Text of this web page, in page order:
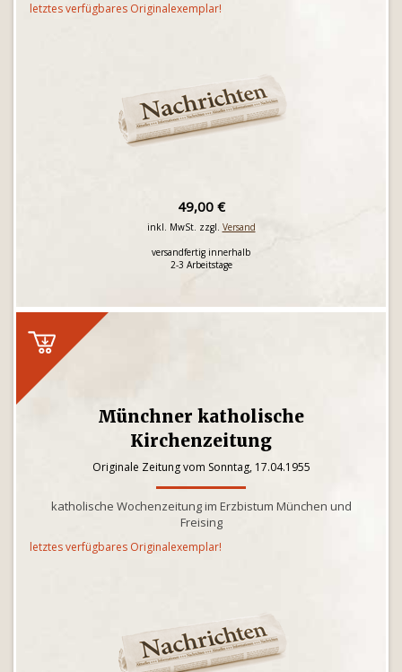
letztes verfügbares Originalexemplar!
49,00 €
inkl. MwSt. zzgl. Versand
versandfertig innerhalb
2-3 Arbeitstage
Münchner katholische
Kirchenzeitung
Originale Zeitung vom Sonntag, 17.04.1955
katholische Wochenzeitung im Erzbistum München und
Freising
letztes verfügbares Originalexemplar!